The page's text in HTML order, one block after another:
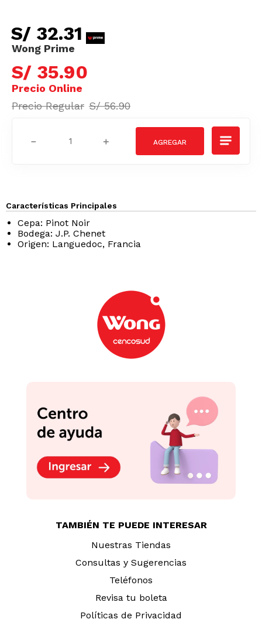
S/ 32.31
S/ 35.90
S/ 56.90
＋
－
Características Principales
Cepa: Pinot Noir
Bodega: J.P. Chenet
Origen: Languedoc, Francia
TAMBIÉN TE PUEDE INTERESAR
Nuestras Tiendas
Consultas y Sugerencias
Teléfonos
Revisa tu boleta
Políticas de Privacidad